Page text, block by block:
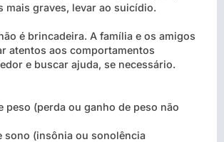
mais graves, levar ao suicídio.
é brincadeira. A família e os amigos
atentos aos comportamentos
e buscar ajuda, se necessário.
peso (perda ou ganho de peso não
sono (insônia ou sonolência